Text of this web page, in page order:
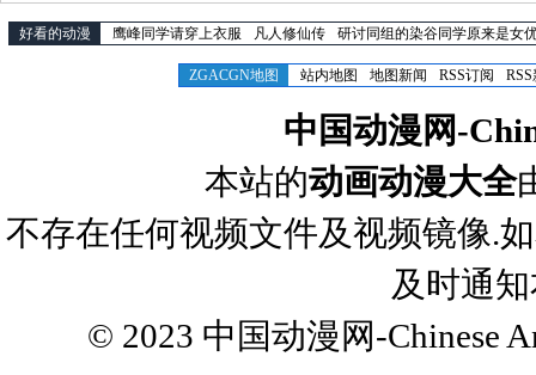
好看的动漫 鹰峰同学请穿上衣服 凡人修仙传 研讨同组的染谷同学原来是女
ZGACGN地图 站内地图 地图新闻 RSS订阅
中国动漫网-
本站的动画动漫大全
不存在任何视频文件及视频镜像.
及时通
© 2023 中国动漫网-Chinese